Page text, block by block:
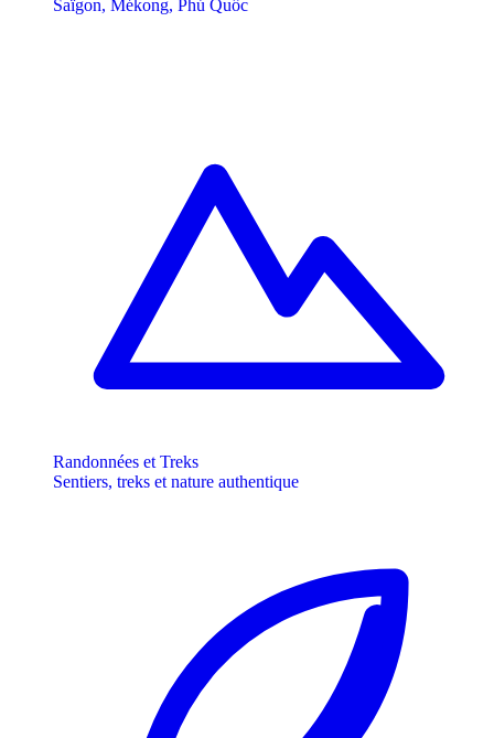
Saïgon, Mékong, Phú Quốc
Randonnées et Treks
Sentiers, treks et nature authentique